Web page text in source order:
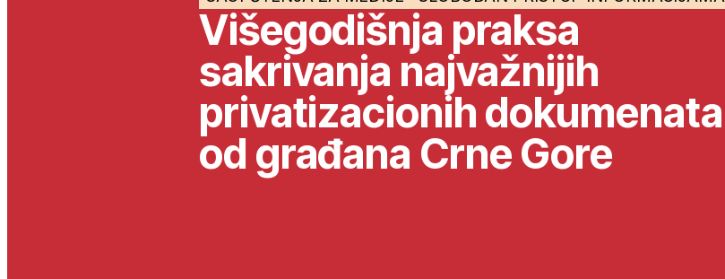
Višegodišnja praksa
sakrivanja najvažnijih
privatizacionih dokumenata
od građana Crne Gore